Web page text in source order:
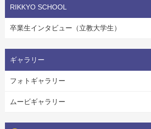
RIKKYO SCHOOL
卒業生インタビュー（立教大学生）
ギャラリー
フォトギャラリー
ムービギャラリー